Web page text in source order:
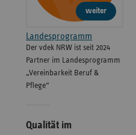
weiter
Landesprogramm
Der vdek NRW ist seit 2024
Partner im Landesprogramm
„Vereinbarkeit Beruf &
Pflege“
Qualität im